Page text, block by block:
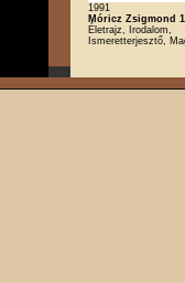
1991
Móricz Zsigmond
Életrajz, Irodalom,
Ismeretterjesztő,